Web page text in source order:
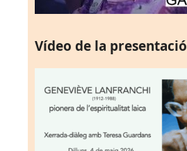
Vídeo de la presentació